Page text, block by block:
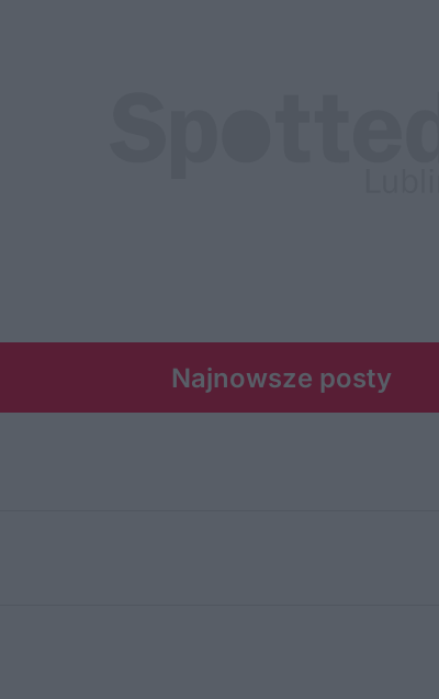
Najnowsze posty